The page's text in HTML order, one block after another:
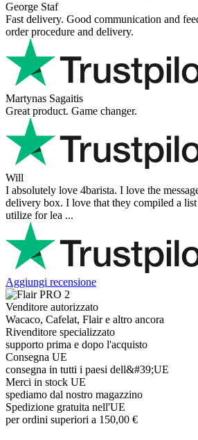
George Staf
Fast delivery. Good communication and
order procedure and delivery.
Martynas Sagaitis
Great product. Game changer.
Will
I absolutely love 4barista. I love the
delivery box. I love that they compiled a
utilize for lea ...
Aggiungi recensione
Venditore autorizzato
Wacaco, Cafelat, Flair e altro ancora
Rivenditore specializzato
supporto prima e dopo l'acquisto
Consegna UE
consegna in tutti i paesi dell&#39;UE
Merci in stock UE
spediamo dal nostro magazzino
Spedizione gratuita nell'UE
per ordini superiori a 150,00 €